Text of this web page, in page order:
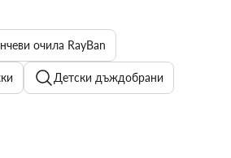
очила RayBan
Детски дъждобрани